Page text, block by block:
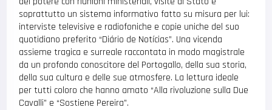
soprattutto un sistema informativo fatto su misura per lui:
interviste televisive e radiofoniche e copie uniche del suo
quotidiano preferito “Diário de Notícias”. Una vicenda
assieme tragica e surreale raccontata in modo magistrale
da un profondo conoscitore del Portogallo, della sua storia,
della sua cultura e delle sue atmosfere. La lettura ideale
per tutti coloro che hanno amato “Alla rivoluzione sulla Due
Cavalli” e “Sostiene Pereira”.